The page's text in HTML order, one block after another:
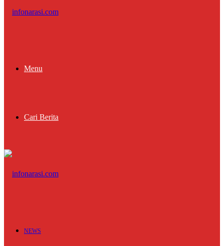
Menu
Cari Berita
NEWS